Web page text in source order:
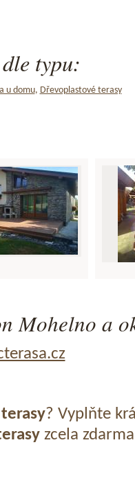
typu:
u domu, Dřevoplastové terasy
Mohelno a
? Vyplňte
zcela